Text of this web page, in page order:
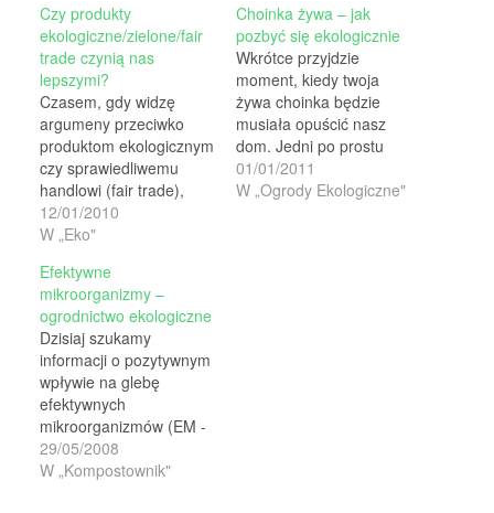
Czy produkty
ekologiczne/zielone/fair
trade czynią nas
lepszymi?
Czasem, gdy widzę
argumeny przeciwko
produktom ekologicznym
czy sprawiedliwemu
handlowi (fair trade),
pomimo że jestem ich
zwolenniczką, to jednak
racji niektórym z
argumentów. Lepiej jest
kupować ekologiczne,
niż nie-ekologiczne,
podobnie jak lepiej jest
kupować produkty
pochodzące ze
sprawiedliwego handlu.
Czasami jednak mam
wrażenie, że powody
12/01/2010
W „Eko"
Choinka żywa – jak
pozbyć się ekologicznie
Wkrótce przyjdzie
moment, kiedy twoja
żywa choinka będzie
musiała opuścić nasz
dom. Jedni po prostu
wyniosą ją na śmietnik, a
część wyląduje w lesie
01/01/2011
W „Ogrody Ekologiczne"
Efektywne
mikroorganizmy –
ogrodnictwo ekologiczne
Dzisiaj szukamy
informacji o pozytywnym
wpływie na glebę
efektywnych
mikroorganizmów (EM -
Effective
Microorganisms). Aslan,
29/05/2008
W „Kompostownik"